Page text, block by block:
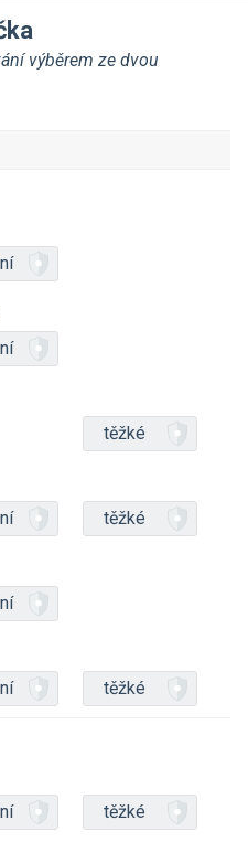
výběrem ze dvou
těžké
těžké
těžké
těžké